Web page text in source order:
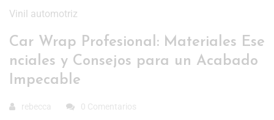
Vinil automotriz
Car Wrap Profesional: Materiales Ese
nciales y Consejos para un Acabado
Impecable
rebecca 0 Comentarios